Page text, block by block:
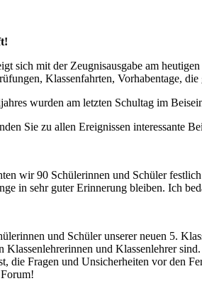
sich mit der Zeugnisausgabe am
Klassenfahrten, Vorhabentage,
wurden am letzten Schultag im
Sie zu allen Ereignissen interessante
wir 90 Schülerinnen und Schüler
in sehr guter Erinnerung bleiben. Ich
und Schüler unserer neuen 5.
Klassenlehrerinnen und Klassenlehrer
die Fragen und Unsicherheiten vor den